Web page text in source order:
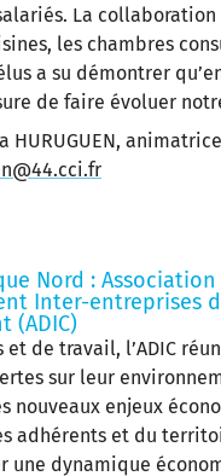
La collaboration
les chambres
a su démontrer
de faire évoluer
HURUGUEN,
Nord :
Inter-entreprises
(ADIC)
et de travail, l’ADIC
sur leur
nouveaux enjeux
adhérents et du
une dynamique